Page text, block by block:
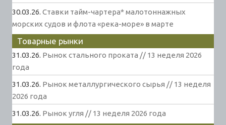
30.03.26. Ставки тайм-чартера* малотоннажных
морских судов и флота «река-море» в марте
Товарные рынки
31.03.26. Рынок стального проката // 13 неделя 2026
года
31.03.26. Рынок металлургического сырья // 13 неделя
2026 года
31.03.26. Рынок угля // 13 неделя 2026 года